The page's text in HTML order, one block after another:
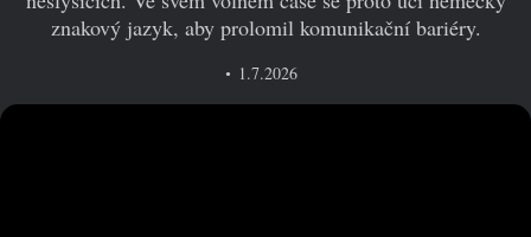
znakový jazyk, aby prolomil komunikační bariéry.
1.7.2026